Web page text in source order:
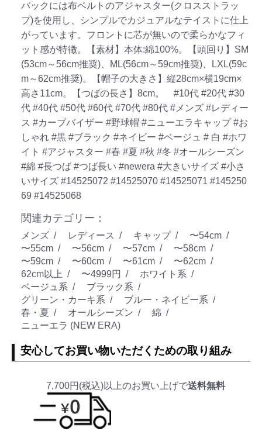
バックには布ベルトのアジャスター(クロスストラッ
プ)を使用し、シンプルでカジュアルなテイストに仕上
がっています。フロントに芯が無いので柔らかなフィ
ット感が特徴。【素材】本体:綿100%。【頭回り】SM
(53cm～56cm推奨)、ML(56cm～59cm推奨)、LXL(59c
m～62cm推奨)。【帽子の大きさ】縦28cm×横19cm×
高さ11cm。【つばの長さ】8cm。 #10代 #20代 #30
代 #40代 #50代 #60代 #70代 #80代 #メンズ #レディー
ス #カーブバイザー #野球帽 #ニューエラキャップ#お
しゃれ #黒 #ブラック #ネイビー #ベージュ # 白 #ホワ
イト #アジャスター #春 #夏 #秋 #冬 #オールシーズン
#綿 #長つば #つば長い #newera #大きいサイズ #小さ
いサイズ #14525072 #14525070 #14525071 #145250
69 #14525068
関連カテゴリー：
メンズ レディース キャップ
〜54cm
〜55cm
〜56cm 〜57cm
〜58cm
〜59cm
〜60cm 〜61cm
〜62cm
62cm以上
〜4999円
ホワイト系
ベージュ系
ブラック系
グリーン・カーキ系
ブルー・ネイビー系
春・夏
オールシーズン
綿
ニューエラ (NEW ERA)
安心してお買い物いただくための取り組み
7,700円(税込)以上のお買い上げで送料無料